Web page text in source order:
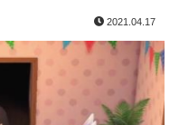
2021.04.17